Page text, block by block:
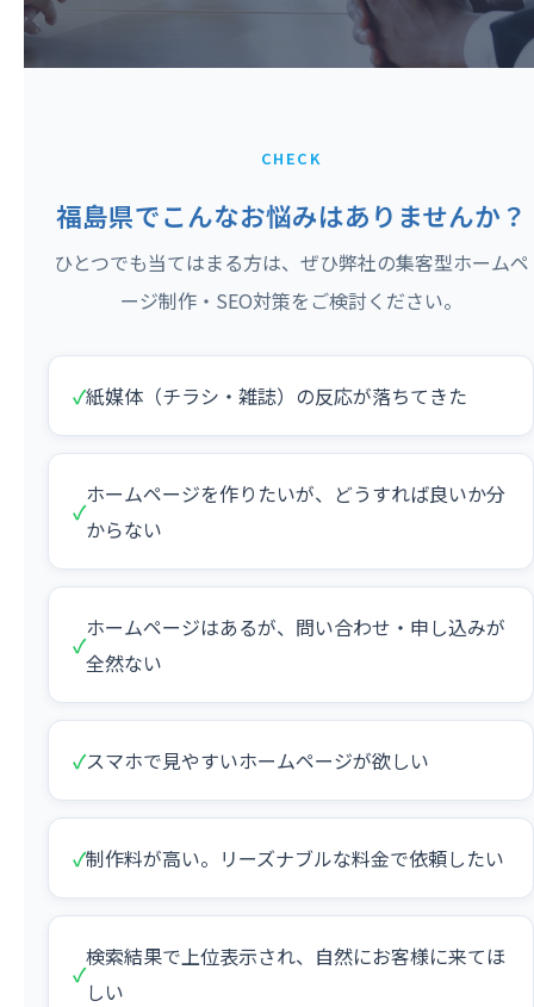
CHECK
福島県でこんなお悩みはありませんか？
ひとつでも当てはまる方は、ぜひ弊社の集客型ホームペ
ージ制作・SEO対策をご検討ください。
✓紙媒体（チラシ・雑誌）の反応が落ちてきた
✓
ホームページを作りたいが、どうすれば良いか分
からない
✓
ホームページはあるが、問い合わせ・申し込みが
全然ない
✓スマホで見やすいホームページが欲しい
✓制作料が高い。リーズナブルな料金で依頼したい
✓
検索結果で上位表示され、自然にお客様に来てほ
しい